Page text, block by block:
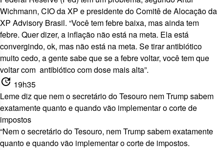
Wichmann, CIO da XP e presidente do Comitê de Alocação da
XP Advisory Brasil. “Você tem febre baixa, mas ainda tem
febre. Quer dizer, a inflação não está na meta. Ela está
convergindo, ok, mas não está na meta. Se tirar antibiótico
muito cedo, a gente sabe que se a febre voltar, você tem que
voltar com antibiótico com dose mais alta”.
update 19h35
Leme diz que nem o secretário do Tesouro nem Trump sabem
exatamente quanto e quando vão implementar o corte de
impostos
“Nem o secretário do Tesouro, nem Trump sabem exatamente
quanto e quando vão implementar o corte de impostos.